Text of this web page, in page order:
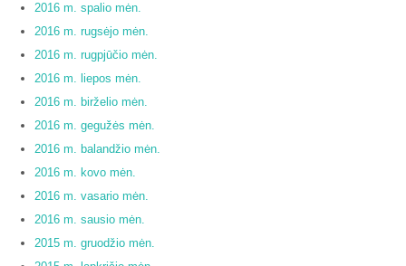
2016 m. spalio mėn.
2016 m. rugsėjo mėn.
2016 m. rugpjūčio mėn.
2016 m. liepos mėn.
2016 m. birželio mėn.
2016 m. gegužės mėn.
2016 m. balandžio mėn.
2016 m. kovo mėn.
2016 m. vasario mėn.
2016 m. sausio mėn.
2015 m. gruodžio mėn.